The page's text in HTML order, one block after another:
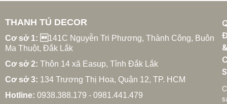
Xu hướng rèm cửa gia đình hiện đại năm 2025
27/02/2026
Cách chọn rèm cửa gia đình hợp phong thủy
27/02/2026
THANH TÚ DECOR
Cơ sở 1: 141C Nguyễn Tri Phương, Thành Công, Buôn
Ma Thuột, Đắk Lắk
Cơ sở 2: Thôn 14 xã Easup, Tỉnh Đắk Lắk
Cơ sở 3: 134 Trương Thị Hoa, Quận 12, TP. HCM
Hotline: 0938.388.179 - 0981.441.479
&